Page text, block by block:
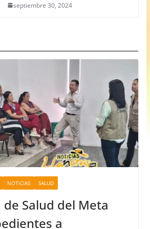
septiembre 30, 2024
NOTICIAS SALUD
Salud del Meta
a